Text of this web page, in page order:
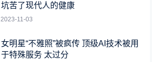
坑苦了现代人的健康
2023-11-03
女明星“不雅照”被疯传 顶级AI技术被用
于特殊服务 太过分